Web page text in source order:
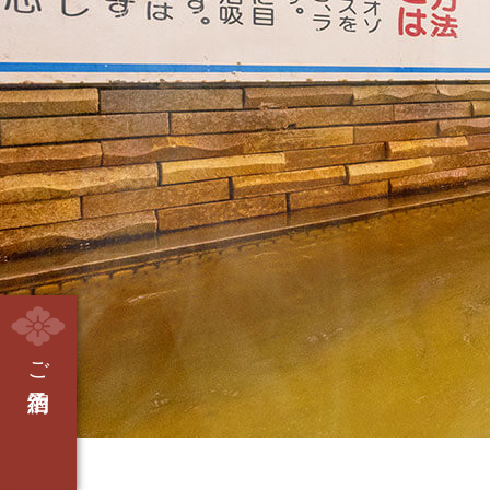
ご宿泊予約